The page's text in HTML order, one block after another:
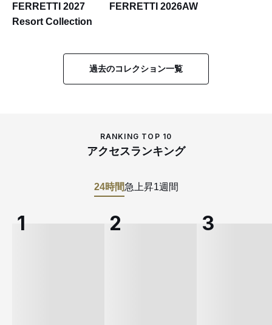
FERRETTI 2027
Resort Collection
FERRETTI 2026AW
過去のコレクション一覧
RANKING TOP 10
アクセスランキング
24時間急上昇1週間